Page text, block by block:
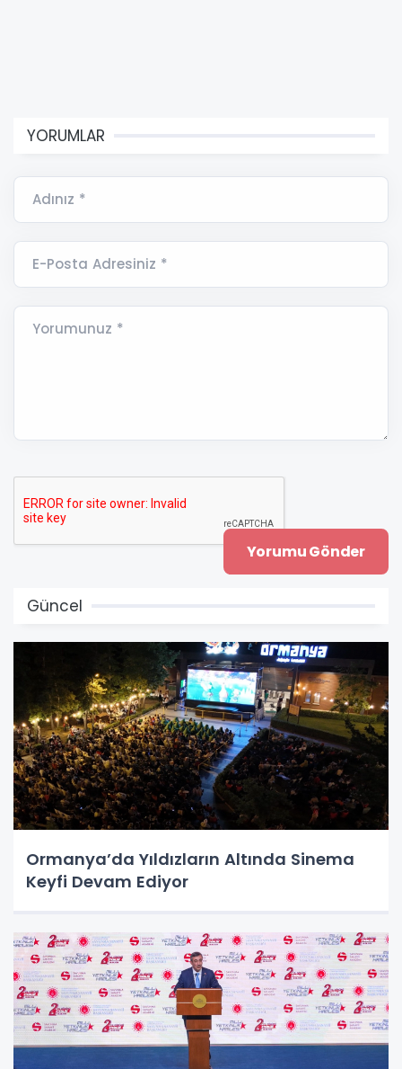
YORUMLAR
Adınız *
E-Posta Adresiniz *
Yorumunuz *
Güncel
Ormanya’da Yıldızların Altında Sinema
Keyfi Devam Ediyor